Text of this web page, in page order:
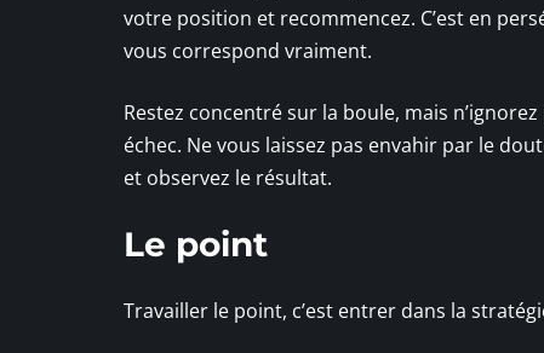
votre position et recommencez. C’est en
vous correspond vraiment.
Restez concentré sur la boule, mais
échec. Ne vous laissez pas envahir par le
et observez le résultat.
Le point
Travailler le point, c’est entrer dans la